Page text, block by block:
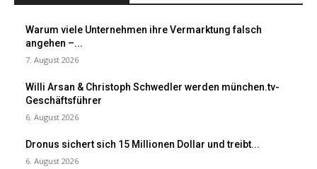
Warum viele Unternehmen ihre Vermarktung falsch
angehen –...
7. August 2026
Willi Arsan & Christoph Schwedler werden münchen.tv-
Geschäftsführer
6. August 2026
Dronus sichert sich 15 Millionen Dollar und treibt...
6. August 2026